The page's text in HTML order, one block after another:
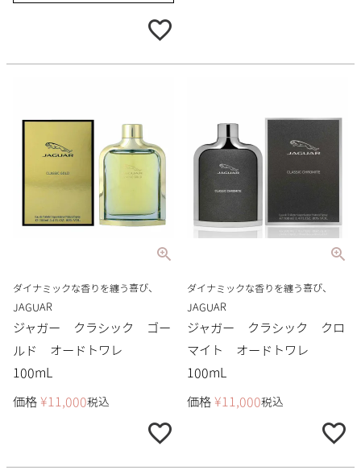
ダイナミックな香りを纏う喜び、
JAGUAR
ジャガー クラシック ゴー
ルド オードトワレ
100mL
価格 ¥11,000税込
ダイナミックな香りを纏う喜び、
JAGUAR
ジャガー クラシック クロ
マイト オードトワレ
100mL
価格 ¥11,000税込